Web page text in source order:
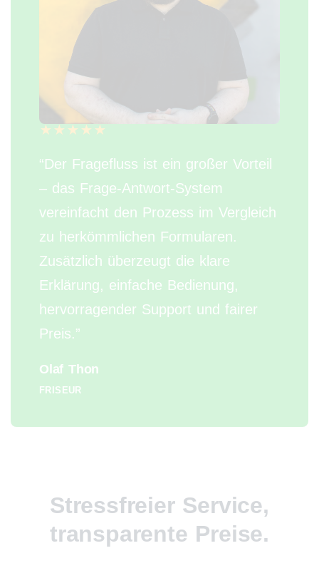
“Der Fragefluss ist ein großer Vorteil
– das Frage-Antwort-System
vereinfacht den Prozess im Vergleich
zu herkömmlichen Formularen.
Zusätzlich überzeugt die klare
Erklärung, einfache Bedienung,
hervorragender Support und fairer
Preis.”
Olaf Thon
FRISEUR
Stressfreier Service,
transparente Preise.